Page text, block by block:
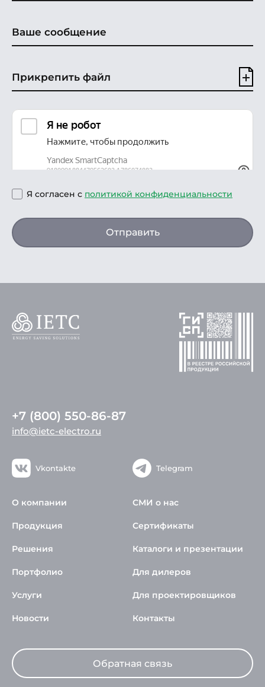
Прикрепить файл
Я согласен с политикой конфиденциальности
Отправить
+7 (800) 550-86-87
info@ietc-electro.ru
Vkontakte Telegram
О компании
Продукция
Решения
Портфолио
Услуги
Новости
СМИ о нас
Сертификаты
Каталоги и презентации
Для дилеров
Для проектировщиков
Контакты
Обратная связь